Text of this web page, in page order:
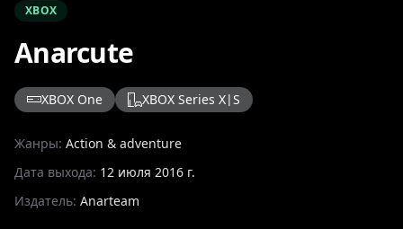
XBOX
Anarcute
XBOX One XBOX Series X|S
Жанры: Action & adventure
Дата выхода: 12 июля 2016 г.
Издатель: Anarteam